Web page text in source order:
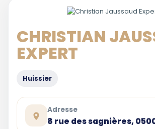
CHRISTIAN
EXPERT
Huissier
Adresse
8 rue des sagnières,